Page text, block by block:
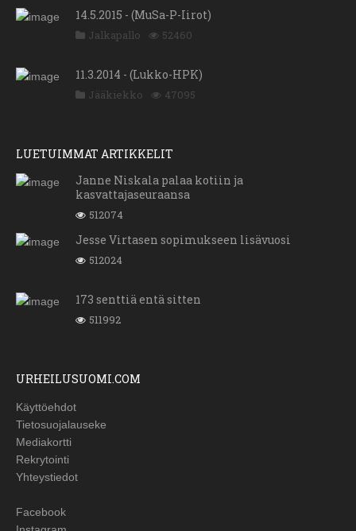
14.5.2015 - (MuSa-P-Iirot)
Jalkapallo 52460
11.3.2014 - (Lukko-HPK)
Jääkiekko 47095
LUETUIMMAT ARTIKKELIT
Janne Niskala palaa kotiin ja
kasvattajaseuraansa
512074
Jesse Virtasen sopimukseen lisävuosi
512024
173 senttiä entä sitten
511992
URHEILUSUOMI.COM
Käyttöehdot
Tietosuojalauseke
Mediakortti
Rekrytointi
Yhteystiedot
Facebook